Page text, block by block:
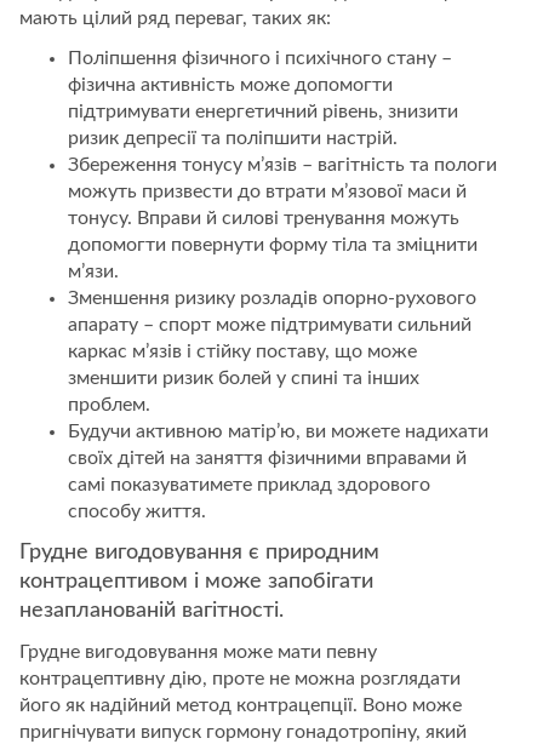
мають цілий ряд переваг, таких як:
Поліпшення фізичного і психічного стану –
фізична активність може допомогти
підтримувати енергетичний рівень, знизити
ризик депресії та поліпшити настрій.
Збереження тонусу м’язів – вагітність та пологи
можуть призвести до втрати м’язової маси й
тонусу. Вправи й силові тренування можуть
допомогти повернути форму тіла та зміцнити
м’язи.
Зменшення ризику розладів опорно-рухового
апарату – спорт може підтримувати сильний
каркас м’язів і стійку поставу, що може
зменшити ризик болей у спині та інших
проблем.
Будучи активною матір’ю, ви можете надихати
своїх дітей на заняття фізичними вправами й
самі показуватимете приклад здорового
способу життя.
Грудне вигодовування є природним
контрацептивом і може запобігати
незапланованій вагітності.
Грудне вигодовування може мати певну
контрацептивну дію, проте не можна розглядати
його як надійний метод контрацепції. Воно може
пригнічувати випуск гормону гонадотропіну, який